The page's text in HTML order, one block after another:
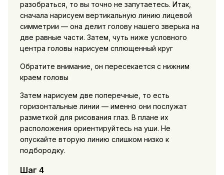
разобраться, то вы точно не запутаетесь. Итак,
сначала нарисуем вертикальную линию лицевой
симметрии — она делит голову нашего зверька на
две равные части. Затем, чуть ниже условного
центра головы нарисуем сплющенный круг
Обратите внимание, он пересекается с нижним
краем головы
Затем нарисуем две поперечные, то есть
горизонтальные линии — именно они послужат
разметкой для рисования глаз. В плане их
расположения ориентируйтесь на уши. Не
опускайте вторую линию слишком низко к
подбородку.
Шаг 4